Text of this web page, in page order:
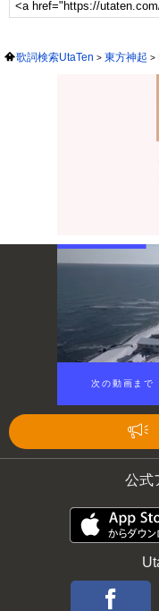
歌詞検索UtaTen 東方神起
次の動画まで
公式